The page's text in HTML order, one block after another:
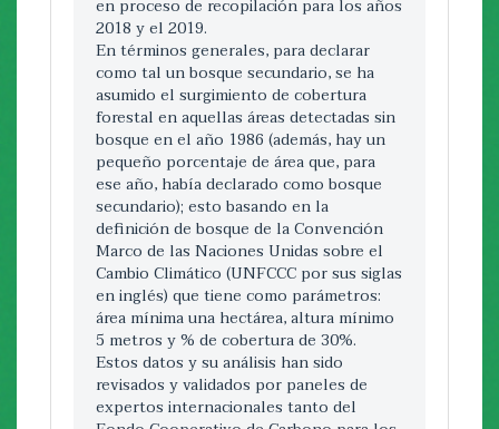
en proceso de recopilación para los años
2018 y el 2019.
En términos generales, para declarar
como tal un bosque secundario, se ha
asumido el surgimiento de cobertura
forestal en aquellas áreas detectadas sin
bosque en el año 1986 (además, hay un
pequeño porcentaje de área que, para
ese año, había declarado como bosque
secundario); esto basando en la
definición de bosque de la Convención
Marco de las Naciones Unidas sobre el
Cambio Climático (UNFCCC por sus siglas
en inglés) que tiene como parámetros:
área mínima una hectárea, altura mínimo
5 metros y % de cobertura de 30%.
Estos datos y su análisis han sido
revisados y validados por paneles de
expertos internacionales tanto del
Programa de Pago por Servicios
Ambientales (PPSA) pagadas, bajo
restauración ecológica en territorios
indígenas (por territorio).
Descripción:
Como es la primera ocasión que se mide
el dato, este corresponde al acumulado
de la cantidad de hectáreas nuevas que se
contratron anualmente por el Programa
de PSA en Territorios Indígenas, para el
periodo comprendido entre el año 2016
y el primer semestre 2018. Según el
siguiente detalle: año 2016 = 10.479,2 ha,
año 2017= 10.044,7 ha, I semestre 2018
=8.000 ha, para un total de 28.523.9 ha.
Documento Fonafifo 2018.
INSTITUCION DE FINANCIAMIENTO
local. El proyecto esta abordando una
serie de desafíos en cuanto a desarrollo
en un área de intervención que alberga a
más de 420,000 personas, donde los
asentamientos humanos se combinan
con parches forestales sustanciales y
variedad de ecosistemas, producción
agrícola, pastizales, áreas protegidas y
otros usos de la tierra. Las principales
amenazas a superar y que están
causando el rápido deterioro de la
resiliencia socio-ecológica en los paisajes
meta son: cambios en el uso de la tierra y
la degradación progresiva de los recursos
naturales (biodiversidad, hábitat, suelo,
agua, etc.) debido a explotación,
contaminación, introducción de especies
exóticas invasoras y cambio climático; la
pérdida de hábitat, causada por los